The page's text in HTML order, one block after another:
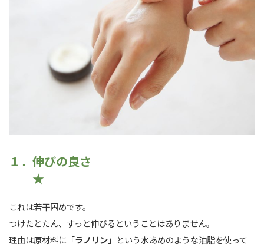
１．伸びの良さ
★
これは若干固めです。
つけたとたん、すっと伸びるということはありません。
理由は原材料に「ラノリン」という水あめのような油脂を使って